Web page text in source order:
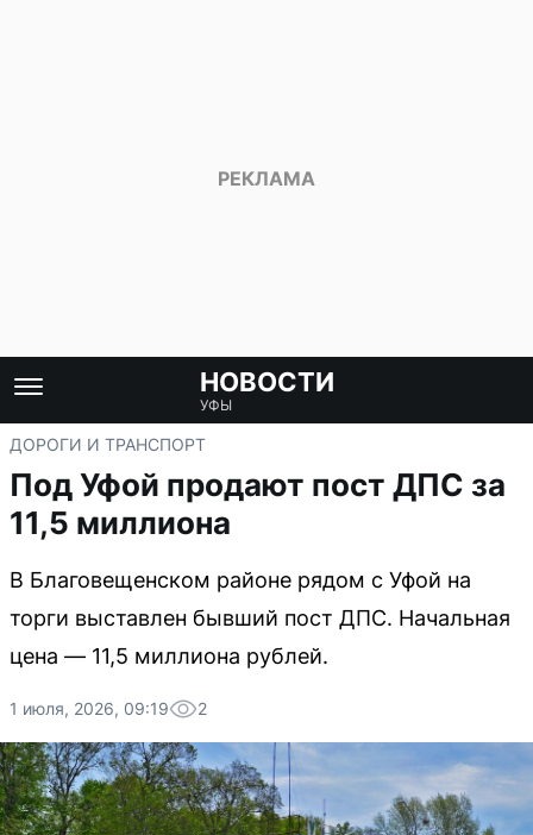
НОВОСТИ
УФЫ
ДОРОГИ И ТРАНСПОРТ
Под Уфой продают пост ДПС за
11,5 миллиона
В Благовещенском районе рядом с Уфой на
торги выставлен бывший пост ДПС. Начальная
цена — 11,5 миллиона рублей.
1 июля, 2026, 09:19 2